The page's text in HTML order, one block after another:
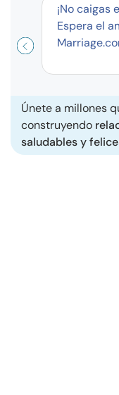
¡No caigas
Espera el
Únete a millones
construyendo
saludables y